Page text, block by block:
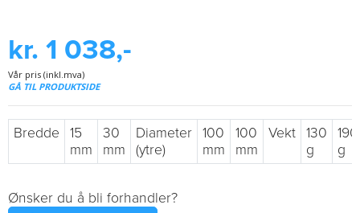
kr. 1 038,-
Vår pris (inkl.mva)
GÅ TIL PRODUKTSIDE
Bredde
15
mm
30
mm
Diameter
(ytre)
100
mm
100
mm
Vekt
130
g
190
g
Ønsker du å bli forhandler?